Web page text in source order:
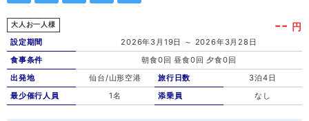
大人お一人様 -- 円
設定期間
2026年3月19日 ～ 2026年3月28日
食事条件
朝食0回 昼食0回 夕食0回
出発地
仙台/山形空港
最少催行人員
1名
旅行日数
3泊4日
添乗員
なし